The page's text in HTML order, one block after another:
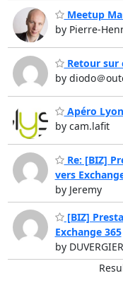
Meetup
by Pierre-
Retour sur
by diodo＠
Apéro
by cam.lafit
Re: [BIZ]
vers
by Jeremy
[BIZ]
Exchange 365
by